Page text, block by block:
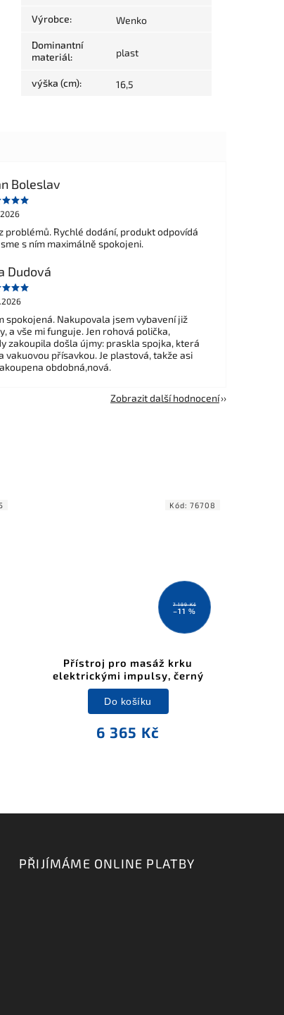
Výrobce: Wenko
Dominantní
materiál: plast
výška (cm): 16,5
Boleslav
problémů. Rychlé dodání, produkt odpovídá
s ním maximálně spokojeni.
Dudová
spokojená. Nakupovala jsem vybavení již
a vše mi funguje. Jen rohová polička,
zakoupila došla újmy: praskla spojka, která
vakuovou přísavkou. Je plastová, takže asi
obdobná,nová.
Zobrazit další hodnocení
7 199 Kč
–11 %
Přístroj pro masáž krku
elektrickými impulsy, černý
6 365 Kč
Do košíku
Kód: 76708
PŘIJÍMÁME ONLINE PLATBY